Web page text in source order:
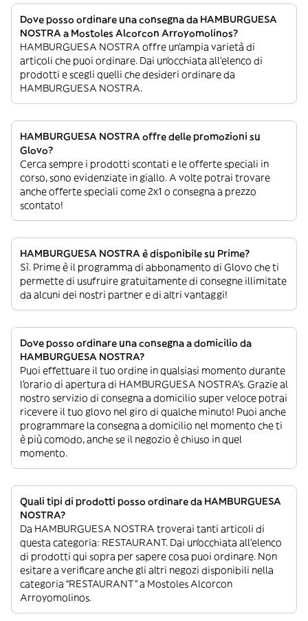
Dove posso ordinare una consegna da HAMBURGUESA
NOSTRA a Mostoles Alcorcon Arroyomolinos?
HAMBURGUESA NOSTRA offre un’ampia varietà di
articoli che puoi ordinare. Dai un’occhiata all’elenco di
prodotti e scegli quelli che desideri ordinare da
HAMBURGUESA NOSTRA.
HAMBURGUESA NOSTRA offre delle promozioni su
Glovo?
Cerca sempre i prodotti scontati e le offerte speciali in
corso, sono evidenziate in giallo. A volte potrai trovare
anche offerte speciali come 2x1 o consegna a prezzo
scontato!
HAMBURGUESA NOSTRA è disponibile su Prime?
Sì. Prime è il programma di abbonamento di Glovo che ti
permette di usufruire gratuitamente di consegne illimitate
da alcuni dei nostri partner e di altri vantaggi!
Dove posso ordinare una consegna a domicilio da
HAMBURGUESA NOSTRA?
Puoi effettuare il tuo ordine in qualsiasi momento durante
l’orario di apertura di HAMBURGUESA NOSTRA’s. Grazie al
nostro servizio di consegna a domicilio super veloce potrai
ricevere il tuo glovo nel giro di qualche minuto! Puoi anche
programmare la consegna a domicilio nel momento che ti
è più comodo, anche se il negozio è chiuso in quel
momento.
Quali tipi di prodotti posso ordinare da HAMBURGUESA
NOSTRA?
Da HAMBURGUESA NOSTRA troverai tanti articoli di
questa categoria: RESTAURANT. Dai un’occhiata all’elenco
di prodotti qui sopra per sapere cosa puoi ordinare. Non
esitare a verificare anche gli altri negozi disponibili nella
categoria “RESTAURANT” a Mostoles Alcorcon
Arroyomolinos.